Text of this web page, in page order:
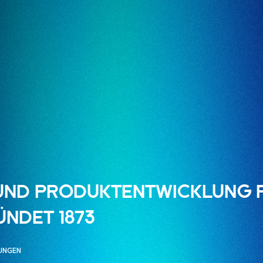
PRODUKTENTWICKLUNG
1873